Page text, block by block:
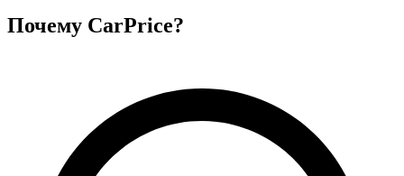
Почему CarPrice?